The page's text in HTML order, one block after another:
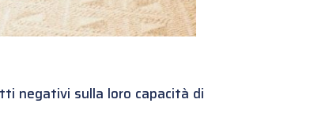
negativi sulla loro capacità di